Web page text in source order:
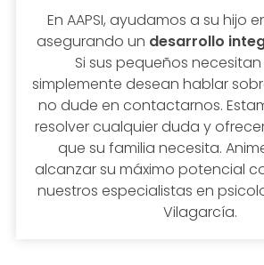
En AAPSI, ayudamos a su hijo
asegurando un desarrollo
Si sus pequeños
simplemente desean hablar
no dude en contactarnos.
resolver cualquier duda y
que su familia necesita.
alcanzar su máximo potencial
nuestros especialistas en
Vilagarcía.